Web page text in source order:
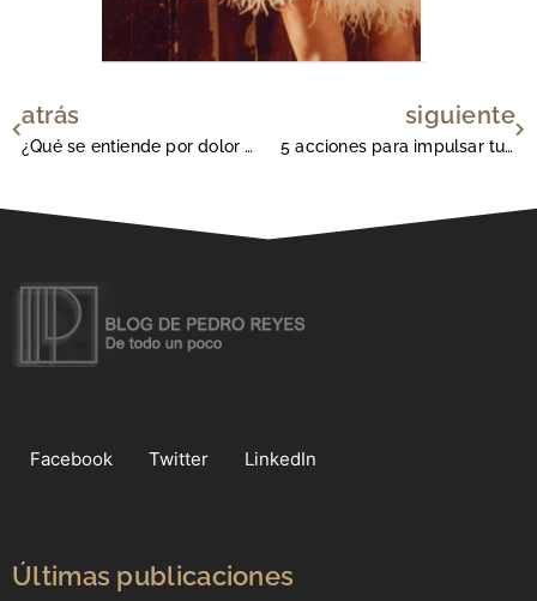
Ant
atrás
¿Qué se entiende por dolor orofacial?
siguiente
5 acciones para impulsar tu tienda online
Facebook Twitter LinkedIn
Últimas publicaciones